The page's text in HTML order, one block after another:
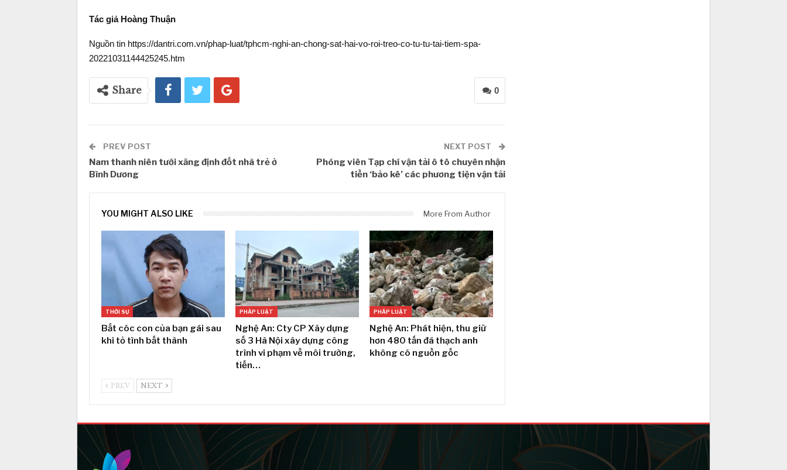
Tác giả Hoàng Thuận
Nguồn tin https://dantri.com.vn/phap-luat/tphcm-nghi-an-chong-sat-hai-vo-roi-treo-co-tu-tu-tai-tiem-spa-
20221031144425245.htm
0
Share
PREV POST
Nam thanh niên tưới xăng định đốt nhà trẻ ở
Bình Dương
NEXT POST
Phóng viên Tạp chí vận tải ô tô chuyên nhận
tiền ‘bảo kê’ các phương tiện vận tải
YOU MIGHT ALSO LIKE More From Author
THỜI SỰ
Bắt cóc con của bạn gái sau
khi tỏ tình bất thành
PHÁP LUẬT
Nghệ An: Cty CP Xây dựng
số 3 Hà Nội xây dựng công
trình vi phạm về môi trường,
tiến…
PHÁP LUẬT
Nghệ An: Phát hiện, thu giữ
hơn 480 tấn đá thạch anh
không có nguồn gốc
PREV NEXT